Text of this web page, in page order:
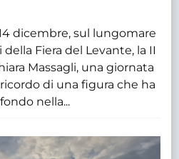
dicembre, sul lungomare
Fiera del Levante, la II
Massagli, una giornata
di una figura che ha
nella...